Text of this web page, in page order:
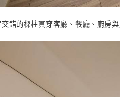
拆除原餐廳後方隔間牆，改